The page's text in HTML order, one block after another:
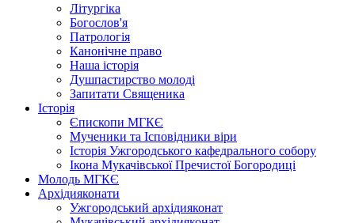
Літургіка
Богослов'я
Патрологія
Канонічне право
Наша історія
Душпастирство молоді
Запитати Священика
Історія
Єпископи МГКЄ
Мученики та Ісповідники віри
Історія Ужгородського кафедрального собору
Ікона Мукачівської Пречистої Богородиці
Молодь МГКЄ
Архідияконати
Ужгородський архідияконат